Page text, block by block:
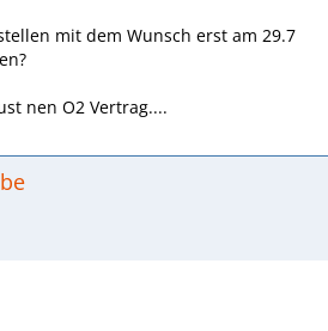
mit dem Wunsch erst am 29.7
nen O2 Vertrag....